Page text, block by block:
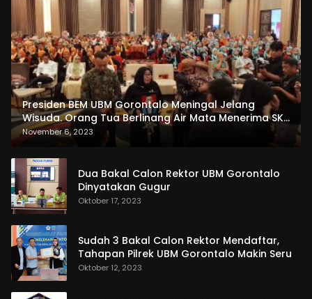
Presiden BEM UBM Gorontalo Meningal Jelang
Wisuda. Orang Tua Berlinang Air Mata Menerima SKL
dan Pemasangan Salempang
November 6, 2023
Dua Bakal Calon Rektor UBM Gorontalo
Dinyatakan Gugur
Oktober 17, 2023
Sudah 3 Bakal Calon Rektor Mendaftar,
Tahapan Pilrek UBM Gorontalo Makin Seru
Oktober 12, 2023